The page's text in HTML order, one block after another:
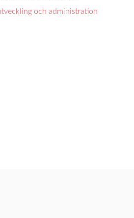
och administration